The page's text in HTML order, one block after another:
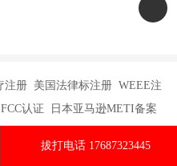
册 美国法律标注册 WEEE注
认证 日本亚马逊METI备案
拔打电话 17687323445